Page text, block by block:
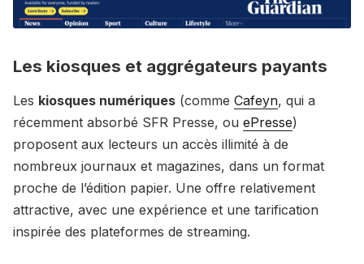
Les kiosques et aggrégateurs payants
Les kiosques numériques (comme Cafeyn, qui a
récemment absorbé SFR Presse, ou ePresse)
proposent aux lecteurs un accès illimité à de
nombreux journaux et magazines, dans un format
proche de l’édition papier. Une offre relativement
attractive, avec une expérience et une tarification
inspirée des plateformes de streaming.